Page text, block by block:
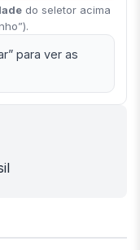
do seletor acima
para ver as